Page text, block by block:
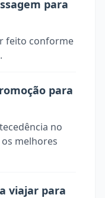
para
feito conforme
para
no
melhores
viajar para